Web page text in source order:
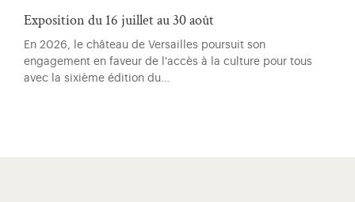
Exposition du 16 juillet au 30 août
En 2026, le château de Versailles poursuit son
engagement en faveur de l'accès à la culture pour tous
avec la sixième édition du…